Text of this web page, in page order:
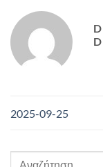
2025-09-25
Αναζήτηση